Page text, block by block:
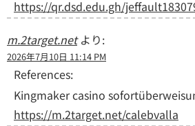
https://qr.dsd.edu.gh/
m.2target.net より:
2026年7月10日 11:14 PM
References:
Kingmaker casino
https://m.2target.net/calebvalla